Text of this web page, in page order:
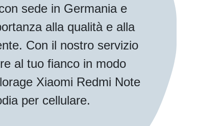
sede in Germania e
alla qualità e alla
Con il nostro servizio
al tuo fianco in modo
Xiaomi Redmi Note
per cellulare.